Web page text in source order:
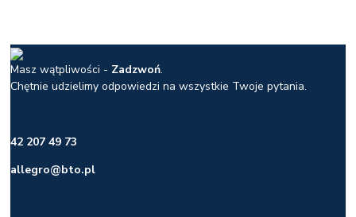
Masz wątpliwości - Zadzwoń.
Chętnie udzielimy odpowiedzi na wszystkie Twoje pytania.
42 207 49 73
allegro@bto.pl